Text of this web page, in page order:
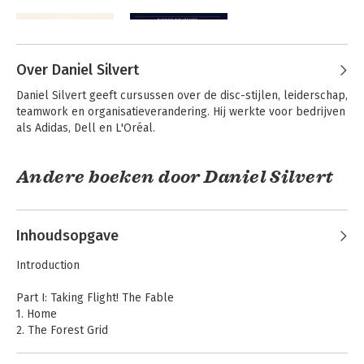
Bekijk alle boeken
Over Daniel Silvert
Daniel Silvert geeft cursussen over de disc-stijlen, leiderschap,
teamwork en organisatieverandering. Hij werkte voor bedrijven
als Adidas, Dell en L'Oréal.
Andere boeken door Daniel Silvert
Inhoudsopgave
Introduction
Part I: Taking Flight! The Fable
1. Home
2. The Forest Grid